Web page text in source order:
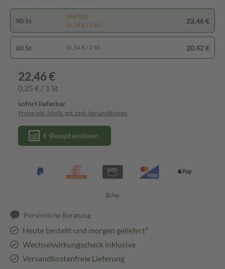
90 St
Spartipp
(0,25 € / 1 St)
22,46 €
60 St (0,34 € / 1 St) 20,42 €
22,46 €
0,25 € / 1 St
sofort lieferbar
Preise inkl. MwSt. ggf. zzgl. Versandkosten
E-Rezept einlösen
Persönliche Beratung
Heute bestellt und morgen geliefert³
Wechselwirkungscheck inklusive
Versandkostenfreie Lieferung